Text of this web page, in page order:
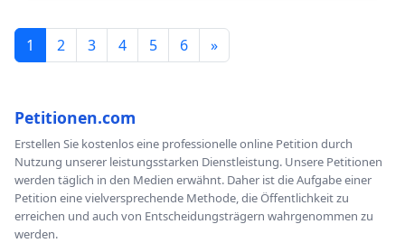
1 2 3 4 5 6 »
Petitionen.com
Erstellen Sie kostenlos eine professionelle online Petition durch
Nutzung unserer leistungsstarken Dienstleistung. Unsere Petitionen
werden täglich in den Medien erwähnt. Daher ist die Aufgabe einer
Petition eine vielversprechende Methode, die Öffentlichkeit zu
erreichen und auch von Entscheidungsträgern wahrgenommen zu
werden.